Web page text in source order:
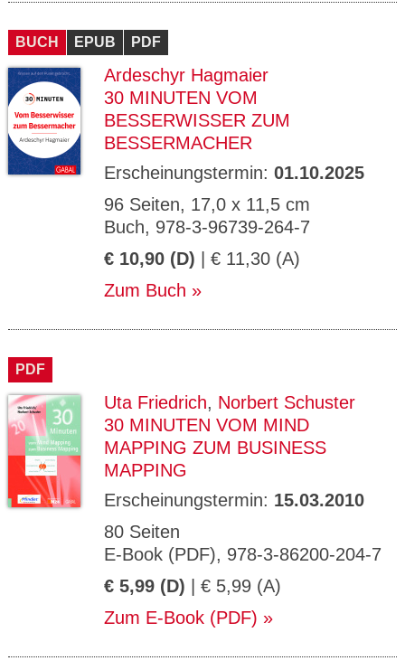
BUCH EPUB PDF
Ardeschyr Hagmaier
30 MINUTEN VOM
BESSERWISSER ZUM
BESSERMACHER
Erscheinungstermin: 01.10.2025
96 Seiten, 17,0 x 11,5 cm
Buch, 978-3-96739-264-7
€ 10,90 (D) | € 11,30 (A)
Zum Buch
PDF
Uta Friedrich, Norbert Schuster
30 MINUTEN VOM MIND
MAPPING ZUM BUSINESS
MAPPING
Erscheinungstermin: 15.03.2010
80 Seiten
E-Book (PDF), 978-3-86200-204-7
€ 5,99 (D) | € 5,99 (A)
Zum E-Book (PDF)